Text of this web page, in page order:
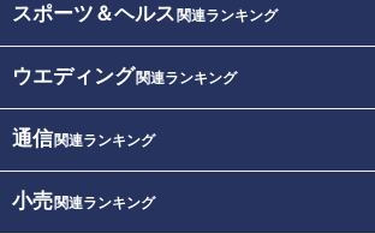
スポーツ＆ヘルス 関連ランキング
ウエディング関連ランキング
通信関連ランキング
小売関連ランキング